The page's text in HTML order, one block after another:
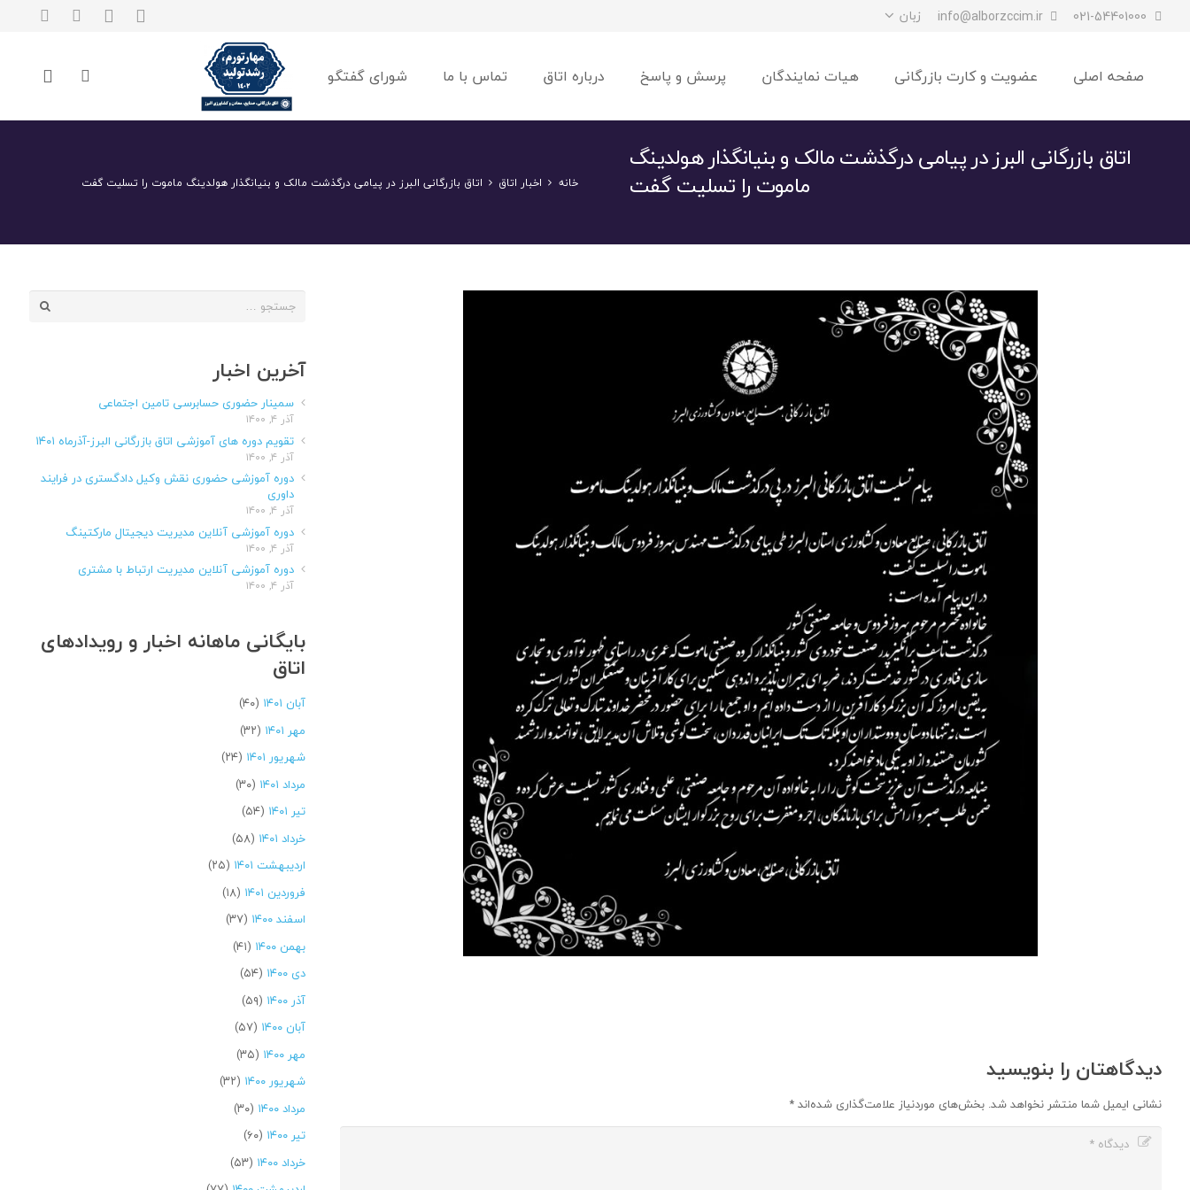
021-54401000
info@alborzccim.ir زبان
صفحه اصلی عضویت و کارت بازرگانی هیات نمایندگان پرسش و پاسخ درباره اتاق تماس با ما شورای گفتگو
اتاق بازرگانی البرز در پیامی درگذشت مالک و بنیانگذار هولدینگ
ماموت را تسلیت گفت خانه اخبار اتاق اتاق بازرگانی البرز در پیامی درگذشت مالک و بنیانگذار هولدینگ ماموت را تسلیت گفت
دیدگاهتان را بنویسید
نشانی ایمیل شما منتشر نخواهد شد. بخش‌های موردنیاز علامت‌گذاری شده‌اند*
جستجو
آخرین اخبار
سمینار حضوری حسابرسی تامین اجتماعی
آذر ۴, ۱۴۰۰
تقویم دوره های آموزشی اتاق بازرگانی البرز-آذرماه ۱۴۰۱
آذر ۴, ۱۴۰۰
دوره آموزشی حضوری نقش وکیل دادگستری در فرایند
داوری
آذر ۴, ۱۴۰۰
دوره آموزشی آنلاین مدیریت دیجیتال مارکتینگ
آذر ۴, ۱۴۰۰
دوره آموزشی آنلاین مدیریت ارتباط با مشتری
آذر ۴, ۱۴۰۰
بایگانی ماهانه اخبار و رویدادهای
اتاق
آبان ۱۴۰۱
(۴۰)
مهر ۱۴۰۱
(۳۲)
شهریور ۱۴۰۱
(۲۴)
مرداد ۱۴۰۱
(۳۰)
تیر ۱۴۰۱
(۵۴)
خرداد ۱۴۰۱
(۵۸)
اردیبهشت ۱۴۰۱
(۲۵)
فروردین ۱۴۰۱
(۱۸)
اسفند ۱۴۰۰
(۳۷)
بهمن ۱۴۰۰
(۴۱)
دی ۱۴۰۰
(۵۴)
آذر ۱۴۰۰
(۵۹)
آبان ۱۴۰۰
(۵۷)
مهر ۱۴۰۰
(۳۵)
شهریور ۱۴۰۰
(۳۲)
مرداد ۱۴۰۰
(۳۰)
تیر ۱۴۰۰
(۶۰)
خرداد ۱۴۰۰
(۵۳)